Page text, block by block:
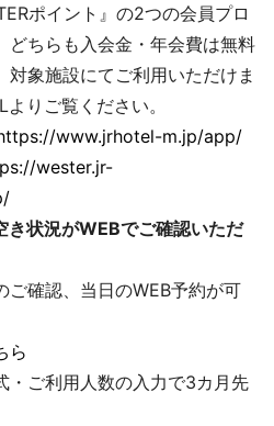
ポイント』の2つの会員プロ
どちらも入会金・年会費は無料
象施設にてご利用いただけま
りご覧ください。
www.jrhotel-m.jp/app/
wester.jr-
状況がWEBでご確認いただ
ご確認、当日のWEB予約が可
ら
・ご利用人数の入力で3カ月先